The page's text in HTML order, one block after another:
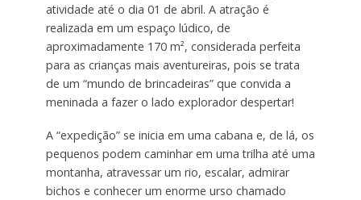
atividade até o dia 01 de abril. A atração é
realizada em um espaço lúdico, de
aproximadamente 170 m², considerada perfeita
para as crianças mais aventureiras, pois se trata
de um “mundo de brincadeiras” que convida a
meninada a fazer o lado explorador despertar!
A “expedição” se inicia em uma cabana e, de lá, os
pequenos podem caminhar em uma trilha até uma
montanha, atravessar um rio, escalar, admirar
bichos e conhecer um enorme urso chamado